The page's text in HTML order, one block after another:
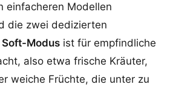
einfacheren Modellen
die zwei dedizierten
Soft-Modus ist für empfindliche
also etwa frische Kräuter,
weiche Früchte, die unter zu